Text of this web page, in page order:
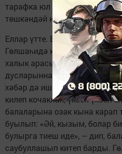
тарафка юл тотты. Шул
төшкәндәй югалды. Хәбәре
Еллар үтте. Балаларын
Гөлшаһидә кайтып керде.
халык арасыннан
дусларыннан Шакирҗан
хәбәр дә ишетә алмады.
килеп кочаклап, үксеп-үксеп
балаларына озак кына карап
буылып: «Әй, кызым, болар
булырга тиеш иде», – дип,
саубуллашып китеп барды.